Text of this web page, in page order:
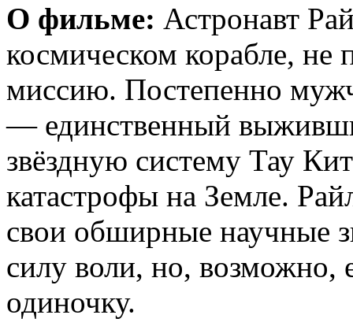
О фильме: Астронавт
космическом корабле,
миссию. Постепенно
— единственный
звёздную систему Тау
катастрофы на Земле.
свои обширные научные
силу воли, но, возможно,
одиночку.